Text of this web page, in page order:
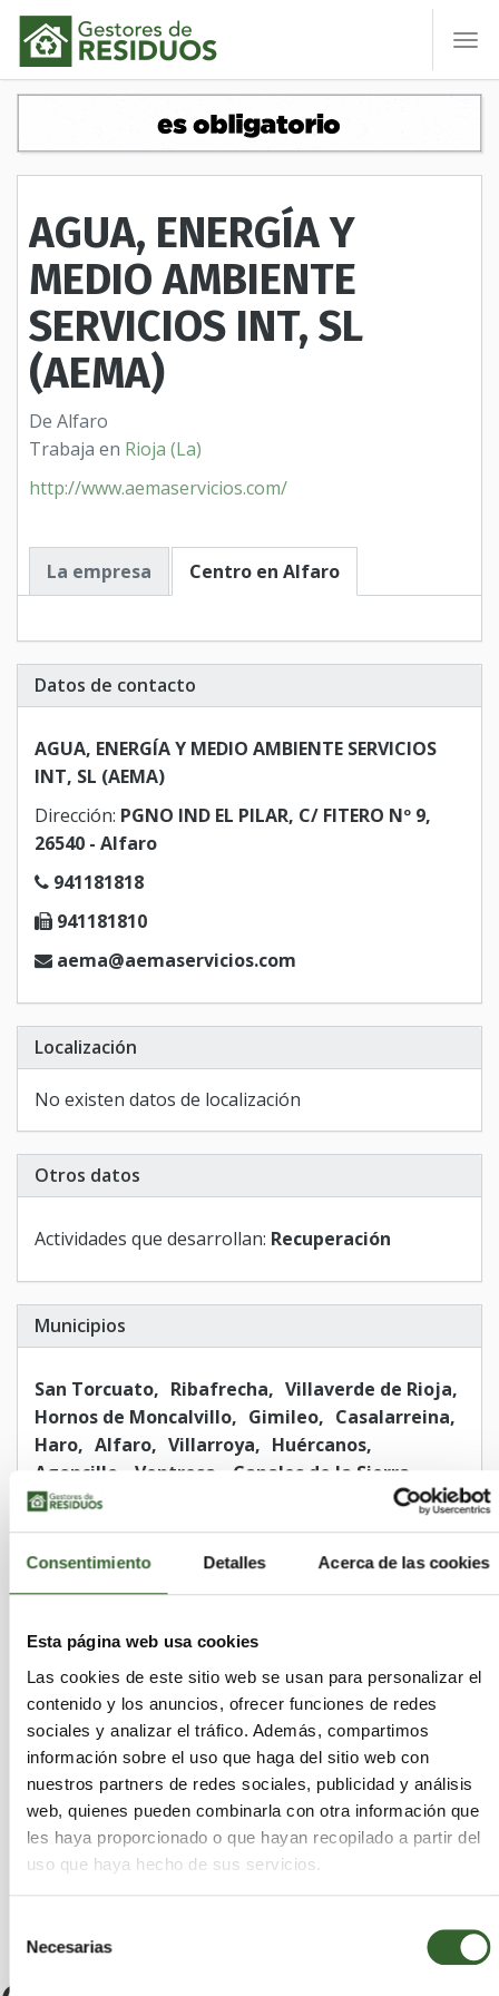
Consentimiento Detalles Acerca de las cookies
Esta página web usa cookies
Las cookies de este sitio web se usan para personalizar el
contenido y los anuncios, ofrecer funciones de redes
sociales y analizar el tráfico. Además, compartimos
información sobre el uso que haga del sitio web con
nuestros partners de redes sociales, publicidad y análisis
web, quienes pueden combinarla con otra información que
les haya proporcionado o que hayan recopilado a partir del
uso que haya hecho de sus servicios.
Necesarias
AGUA, ENERGÍA Y
MEDIO AMBIENTE
SERVICIOS INT, SL
(AEMA)
De Alfaro
Trabaja en Rioja (La)
http://www.aemaservicios.com/
La empresa Centro en Alfaro
Datos de contacto
AGUA, ENERGÍA Y MEDIO AMBIENTE SERVICIOS
INT, SL (AEMA)
Dirección: PGNO IND EL PILAR, C/ FITERO Nº 9,
26540 - Alfaro
941181818
941181810
aema@aemaservicios.com
Localización
No existen datos de localización
Otros datos
Actividades que desarrollan: Recuperación
Municipios
San Torcuato Ribafrecha
Villaverde de Rioja
Hornos de Moncalvillo
Gimileo
Casalarreina
Haro
Alfaro Villarroya
Huércanos
Agoncillo
Ventrosa
Canales de la Sierra
Briones
Pradillo
Torrecilla sobre Alesanco
Igea
Uruñuela
Nestares
Villavelayo Badarán
Galbárruli
Canillas de Río Tuerto
Villar de Arnedo (El)
Corporales
Ajamil Castroviejo
Anguiano
Cornago
Torrecilla en Cameros
Viniegra de Arriba
Daroca de Rioja
San Millán de Yécora
Villarejo
Santo Domingo de la Calzada
Mansilla de la Sierra
Alesanco
Cuzcurrita de Río Tirón
Jalón de Cameros
Hormilla
Cidamón Pazuengos